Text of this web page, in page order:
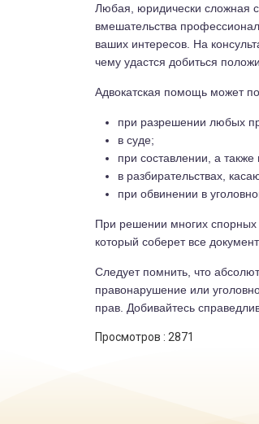
Любая, юридически сложная
вмешательства
ваших интересов. На
чему удастся добиться
Адвокатская помощь может
при разрешении любых
в суде;
при составлении, а
в разбирательствах,
при обвинении в
При решении многих спорных
который соберет все
Следует помнить, что
правонарушение или
прав. Добивайтесь
Просмотров : 2871